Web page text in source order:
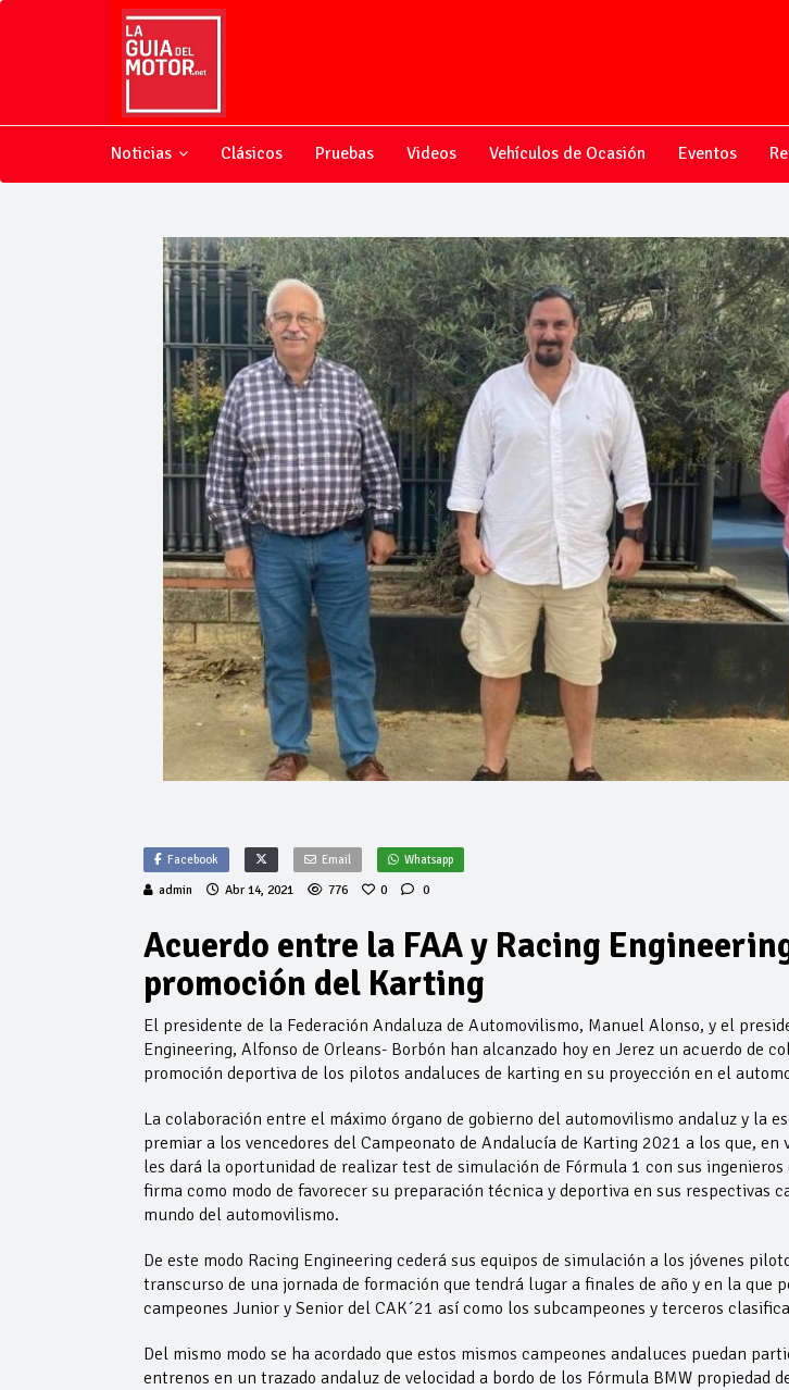
Noticias Clásicos Pruebas Videos Vehículos de Ocasión Eventos
Facebook Email Whatsapp
admin Abr 14, 2021 776 0 0
Acuerdo entre la FAA y Racing
promoción del Karting
El presidente de la Federación Andaluza de Automovilismo, Manuel Alonso, y el
Engineering, Alfonso de Orleans- Borbón han alcanzado hoy en Jerez un acuerdo de
promoción deportiva de los pilotos andaluces de karting en su proyección en el
La colaboración entre el máximo órgano de gobierno del automovilismo andaluz y la
premiar a los vencedores del Campeonato de Andalucía de Karting 2021 a los que, en
les dará la oportunidad de realizar test de simulación de Fórmula 1 con sus
firma como modo de favorecer su preparación técnica y deportiva en sus respectivas
mundo del automovilismo.
De este modo Racing Engineering cederá sus equipos de simulación a los jóvenes
transcurso de una jornada de formación que tendrá lugar a finales de año y en la que
campeones Junior y Senior del CAK´21 así como los subcampeones y terceros
Del mismo modo se ha acordado que estos mismos campeones andaluces puedan
entrenos en un trazado andaluz de velocidad a bordo de los Fórmula BMW propiedad